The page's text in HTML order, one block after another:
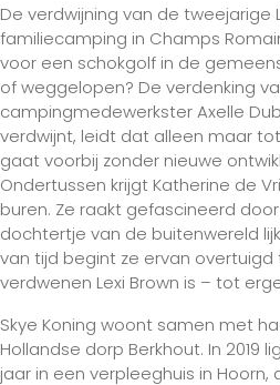
De verdwijning van de tweejarige
familiecamping in Champs
voor een schokgolf in de
of weggelopen? De verdenking
campingmedewerkster Axelle
verdwijnt, leidt dat alleen maar
gaat voorbij zonder nieuwe
Ondertussen krijgt Katherine de
buren. Ze raakt gefascineerd
dochtertje van de buitenwereld
van tijd begint ze ervan
verdwenen Lexi Brown is – tot
Skye Koning woont samen met
Hollandse dorp Berkhout. In 2019
jaar in een verpleeghuis in